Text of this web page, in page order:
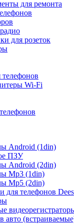
для ремонта
для розеток
телефонов
Wi-Fi
Android (1din)
ПЗУ
Android (2din)
Mp3 (1din)
Mp5 (2din)
для телефонов
авто